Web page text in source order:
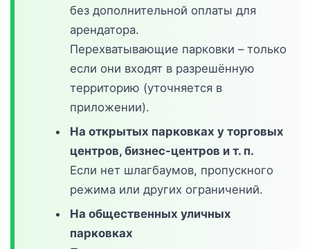
без дополнительной оплаты для
арендатора.
Перехватывающие парковки – только
если они входят в разрешённую
территорию (уточняется в
приложении).
На открытых парковках у торговых
центров, бизнес-центров и т. п.
Если нет шлагбаумов, пропускного
режима или других ограничений.
На общественных уличных
парковках